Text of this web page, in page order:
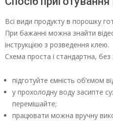
Всі види продукту в порошку
При бажанні можна знайти
інструкцією з розведення клею.
Схема проста і стандартна, без
підготуйте ємність об’ємом
у прохолодну воду засипте
перемішайте;
працювати можна вручну